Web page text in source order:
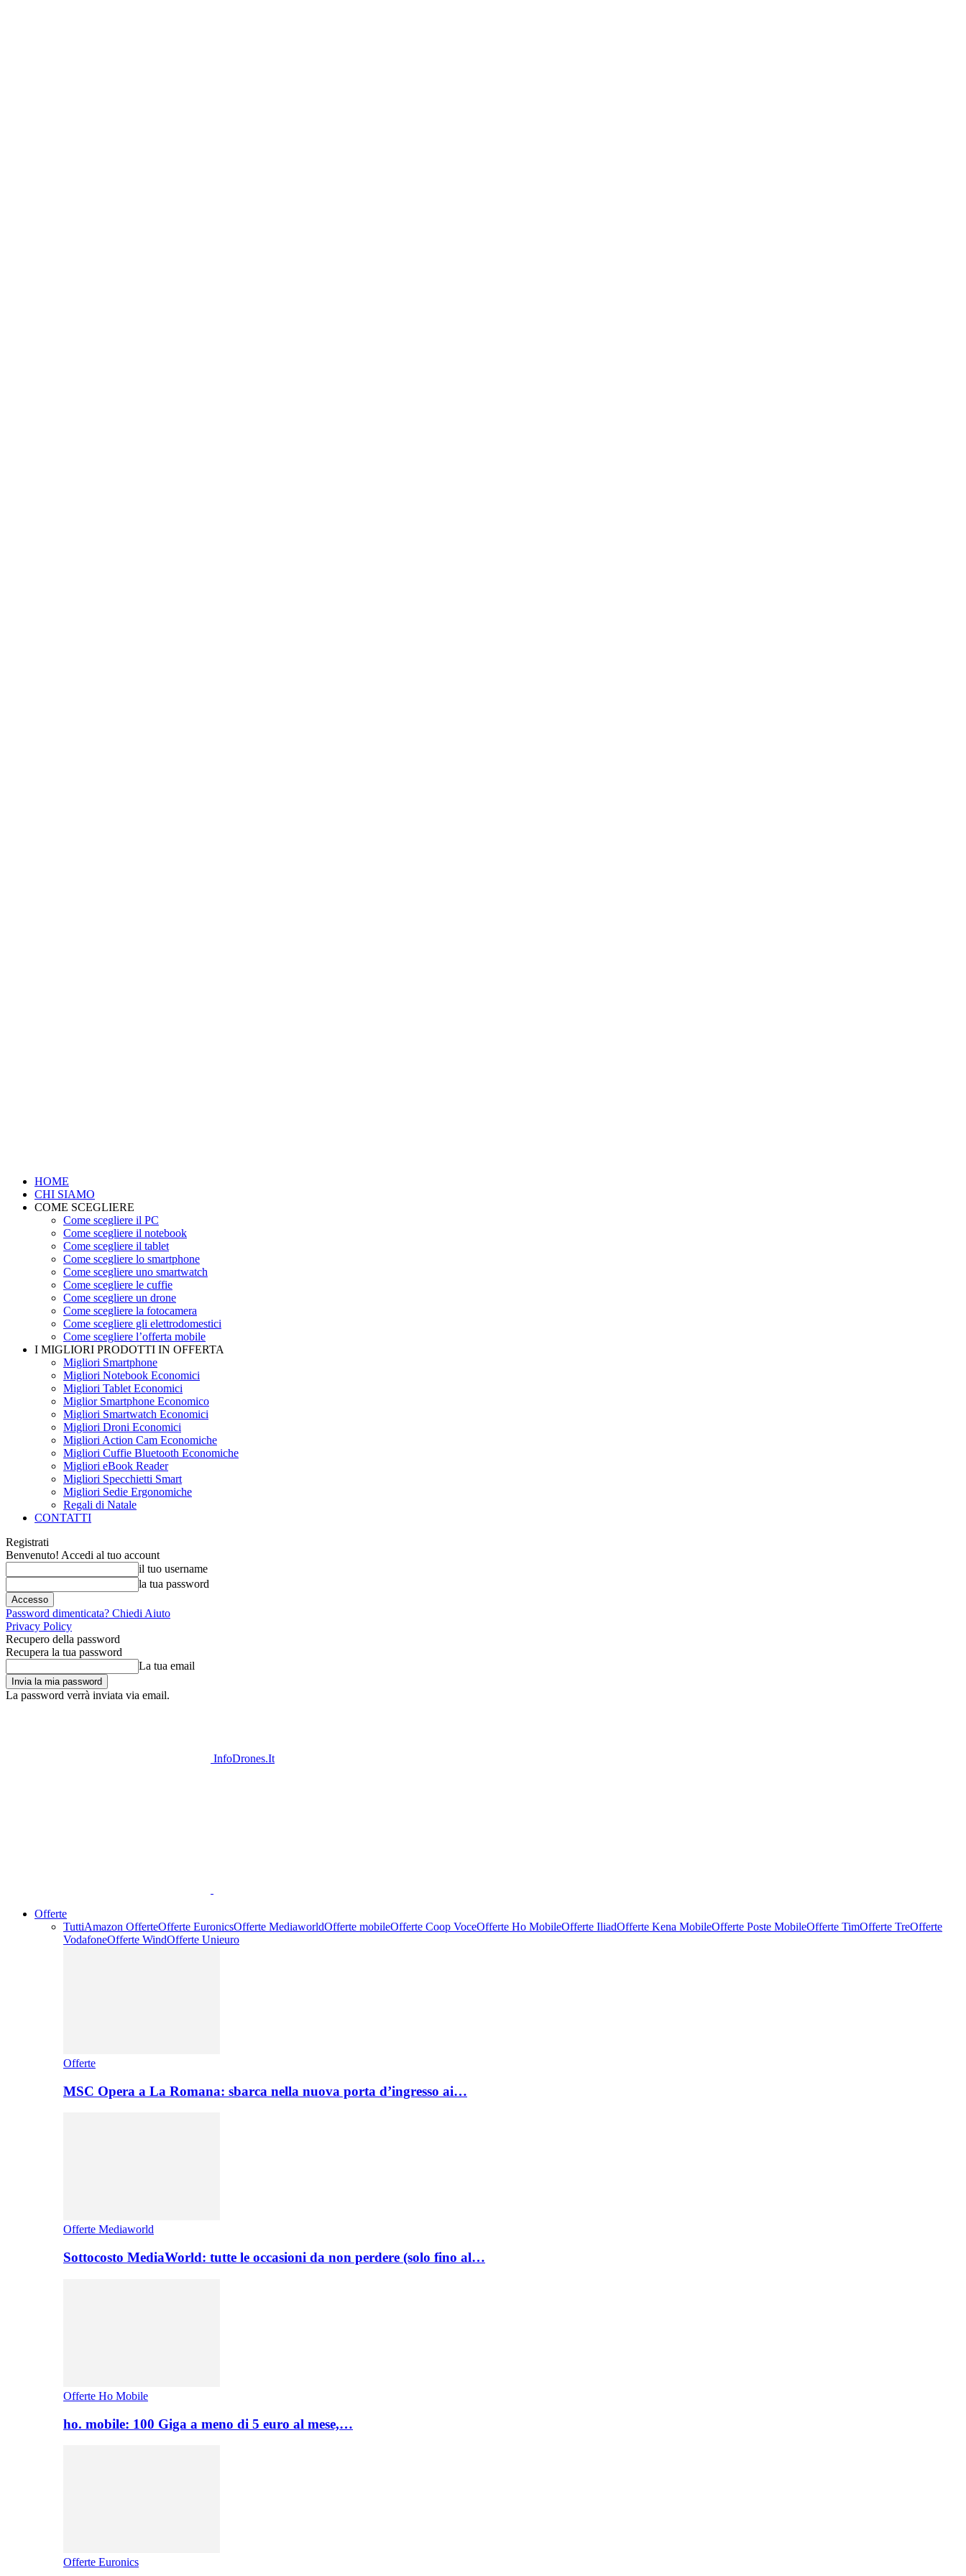
HOME
CHI SIAMO
COME SCEGLIERE
Come scegliere il PC
Come scegliere il notebook
Come scegliere il tablet
Come scegliere lo smartphone
Come scegliere uno smartwatch
Come scegliere le cuffie
Come scegliere un drone
Come scegliere la fotocamera
Come scegliere gli elettrodomestici
Come scegliere l’offerta mobile
I MIGLIORI PRODOTTI IN OFFERTA
Migliori Smartphone
Migliori Notebook Economici
Migliori Tablet Economici
Miglior Smartphone Economico
Migliori Smartwatch Economici
Migliori Droni Economici
Migliori Action Cam Economiche
Migliori Cuffie Bluetooth Economiche
Migliori eBook Reader
Migliori Specchietti Smart
Migliori Sedie Ergonomiche
Regali di Natale
CONTATTI
Registrati
Benvenuto! Accedi al tuo account
il tuo username
la tua password
Password dimenticata? Chiedi Aiuto
Privacy Policy
Recupero della password
Recupera la tua password
La tua email
La password verrà inviata via email.
InfoDrones.It
Offerte
TuttiAmazon OfferteOfferte EuronicsOfferte MediaworldOfferte mobileOfferte Coop VoceOfferte Ho MobileOfferte IliadOfferte Kena MobileOfferte Poste MobileOfferte TimOfferte TreOfferte
VodafoneOfferte WindOfferte Unieuro
Offerte
MSC Opera a La Romana: sbarca nella nuova porta d’ingresso ai…
Offerte Mediaworld
Sottocosto MediaWorld: tutte le occasioni da non perdere (solo fino al…
Offerte Ho Mobile
ho. mobile: 100 Giga a meno di 5 euro al mese,…
Offerte Euronics